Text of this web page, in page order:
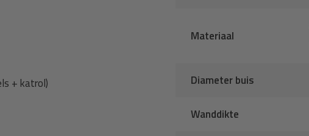
+ katrol)
Materiaal
Diameter buis
Wanddikte